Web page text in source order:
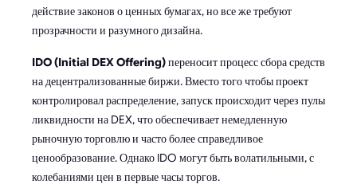
действие законов о ценных бумагах, но все же требуют
прозрачности и разумного дизайна.
IDO (Initial DEX Offering)переносит процесс сбора средств
на децентрализованные биржи. Вместо того чтобы проект
контролировал распределение, запуск происходит через пулы
ликвидности на DEX, что обеспечивает немедленную
рыночную торговлю и часто более справедливое
ценообразование. Однако IDO могут быть волатильными, с
колебаниями цен в первые часы торгов.